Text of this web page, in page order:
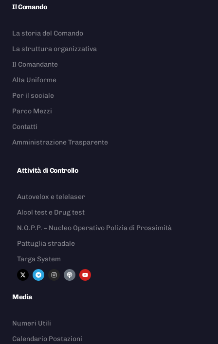
Il Comando
La storia del Comando
La struttura organizzativa
Il Comandante
Alta Uniforme
Per il sociale
Parco Mezzi
Contatti
Amministrazione Trasparente
Attività di Controllo
Autovelox e telelaser
Alcol test e Drug test
N.O.P.P. – Nucleo Operativo Polizia di Prossimità
Pattuglia stradale
Targa System
Media
Numeri Utili
Calendario Postazioni